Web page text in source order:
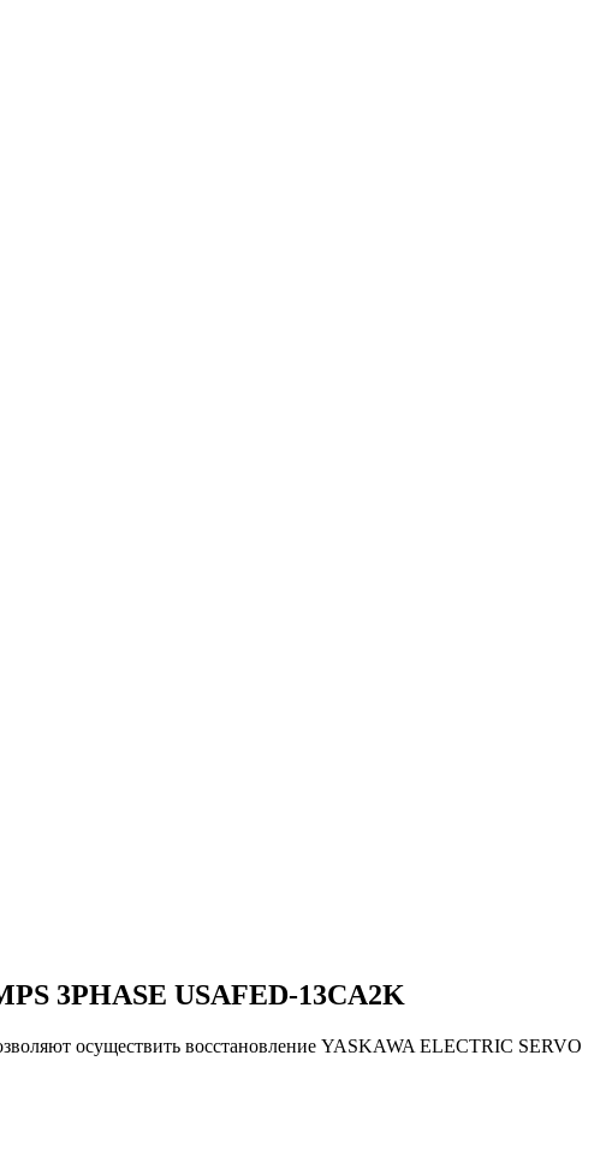
3PHASE USAFED-13CA2K
осуществить восстановление YASKAWA ELECTRIC SERVO